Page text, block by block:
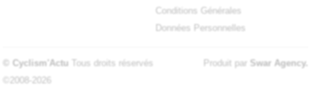
Conditions Générales
Données Personnelles
© Cyclism'Actu Tous droits réservés
©2008-2026
Produit par Swar Agency.